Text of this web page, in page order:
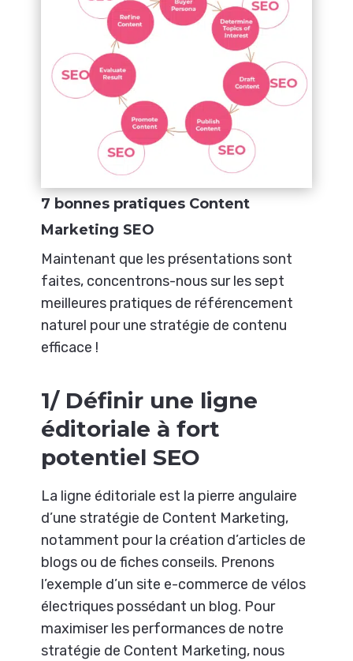
7 bonnes pratiques Content
Marketing SEO
Maintenant que les présentations sont
faites, concentrons-nous sur les sept
meilleures pratiques de référencement
naturel pour une stratégie de contenu
efficace !
1/ Définir une ligne
éditoriale à fort
potentiel SEO
La ligne éditoriale est la pierre angulaire
d’une stratégie de Content Marketing,
notamment pour la création d’articles de
blogs ou de fiches conseils. Prenons
l’exemple d’un site e-commerce de vélos
électriques possédant un blog. Pour
maximiser les performances de notre
stratégie de Content Marketing, nous